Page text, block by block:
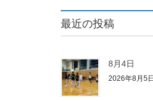
最近の投稿
8月4日
2026年8月5日